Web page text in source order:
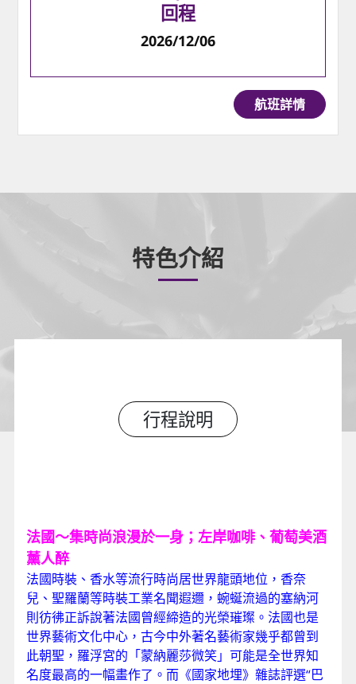
回程
2026/12/06
航班詳情
特色介紹
行程說明
法國～集時尚浪漫於一身；左岸咖啡、葡萄美酒
薰人醉
法國時裝、香水等流行時尚居世界龍頭地位，香奈
兒、聖羅蘭等時裝工業名聞遐邇，蜿蜒流過的塞納河
則彷彿正訴說著法國曾經締造的光榮璀璨。法國也是
世界藝術文化中心，古今中外著名藝術家幾乎都曾到
此朝聖，羅浮宮的「蒙納麗莎微笑」可能是全世界知
名度最高的一幅畫作了。而《國家地埋》雜誌評選“巴